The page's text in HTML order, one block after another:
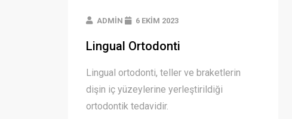
ADMIN 6 EKIM 2023
Lingual Ortodonti
Lingual ortodonti, teller ve braketlerin
dişin iç yüzeylerine yerleştirildiği
ortodontik tedavidir.